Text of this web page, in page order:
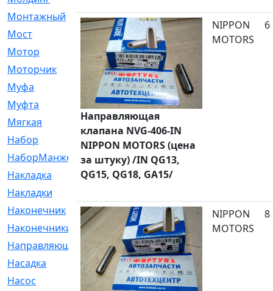
Монтажный
[1]
Мост
[10]
Мотор
[212]
Моторчик
[6]
Муфа
[1]
Муфта
[9]
Мягкая
[3]
Набор
[6]
НаборМанжетГТЦ
[33]
Накладка
[51]
Накладки
Наконечник
[743]
Наконечники
[119]
Направляющая
[43]
Насадка
[16]
Насос
[356]
Направляющая
клапана NVG-406-IN
NIPPON MOTORS (цена
за штуку) /IN QG13,
QG15, QG18, GA15/
NIPPON
MOTORS
6
NIPPON
MOTORS
8